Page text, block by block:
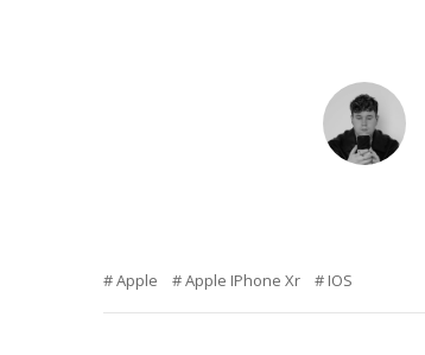
Apple Apple IPhone Xr IOS